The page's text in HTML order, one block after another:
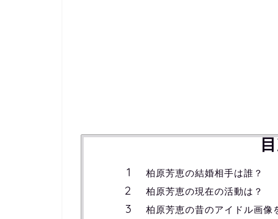
柏原芳恵の結婚相手は誰？
柏原芳恵の現在の活動は？
柏原芳恵の昔のアイドル画像